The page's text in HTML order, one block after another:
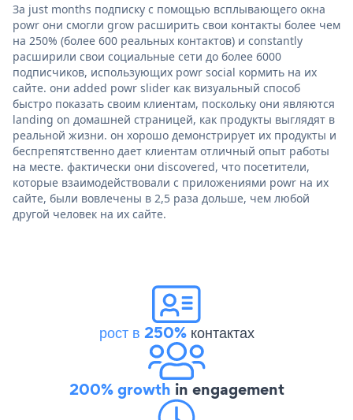
За just months подписку с помощью всплывающего окна
powr они смогли grow расширить свои контакты более чем
на 250% (более 600 реальных контактов) и constantly
расширили свои социальные сети до более 6000
подписчиков, использующих powr social кормить на их
сайте. они added powr slider как визуальный способ
быстро показать своим клиентам, поскольку они являются
landing on домашней страницей, как продукты выглядят в
реальной жизни. он хорошо демонстрирует их продукты и
беспрепятственно дает клиентам отличный опыт работы
на месте. фактически они discovered, что посетители,
которые взаимодействовали с приложениями powr на их
сайте, были вовлечены в 2,5 раза дольше, чем любой
другой человек на их сайте.
рост в 250%контактах
200% growth in engagement